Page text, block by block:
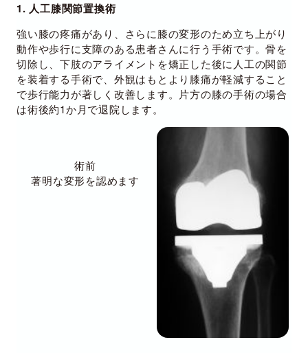
1. 人工膝関節置換術
強い膝の疼痛があり、さらに膝の変形のため立ち上がり
動作や歩行に支障のある患者さんに行う手術です。骨を
切除し、下肢のアライメントを矯正した後に人工の関節
を装着する手術で、外観はもとより膝痛が軽減すること
で歩行能力が著しく改善します。片方の膝の手術の場合
は術後約1か月で退院します。
術前
著明な変形を認めます